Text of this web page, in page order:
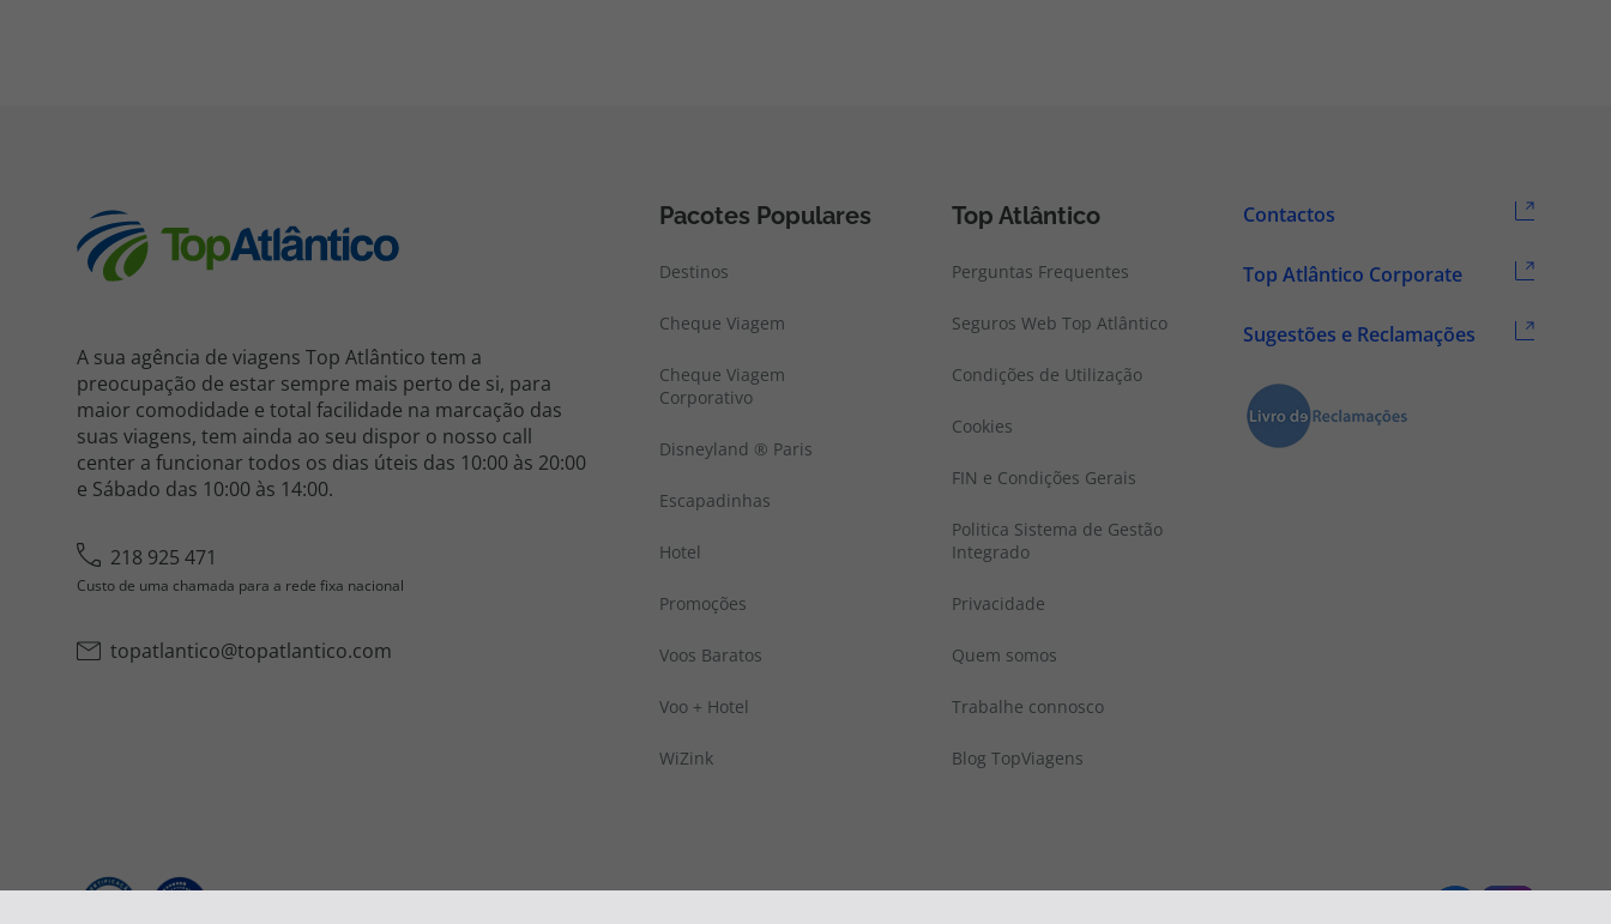
A sua agência de viagens Top Atlântico tem a
preocupação de estar sempre mais perto de si, para
maior comodidade e total facilidade na marcação das
suas viagens, tem ainda ao seu dispor o nosso call
center a funcionar todos os dias úteis das 10:00 às 20:00
e Sábado das 10:00 às 14:00.
218 925 471
Custo de uma chamada para a rede fixa nacional
topatlantico@topatlantico.com
Pacotes Populares
Destinos
Cheque Viagem
Cheque Viagem
Corporativo
Disneyland ® Paris
Escapadinhas
Hotel
Promoções
Voos Baratos
Voo + Hotel
WiZink
Top Atlântico
Perguntas Frequentes
Seguros Web Top Atlântico
Condições de Utilização
Cookies
FIN e Condições Gerais
Politica Sistema de Gestão
Integrado
Privacidade
Quem somos
Trabalhe connosco
Blog TopViagens
Contactos
Top Atlântico Corporate
Sugestões e Reclamações